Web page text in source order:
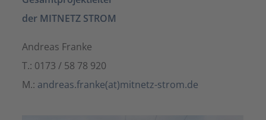
der MITNETZ STROM
Andreas Franke
T.: 0173 / 58 78 920
M.: andreas.franke(at)mitnetz-strom.de